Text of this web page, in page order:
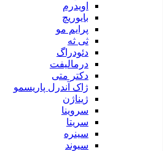
اویدرم
بایوریچ
پرایم مو
ثی ثه
دئودراگ
درمالیفت
دکتر متی
ژاک آندرل پاریسمو
ژیناژن
سروینا
سریتا
سینره
سیوند